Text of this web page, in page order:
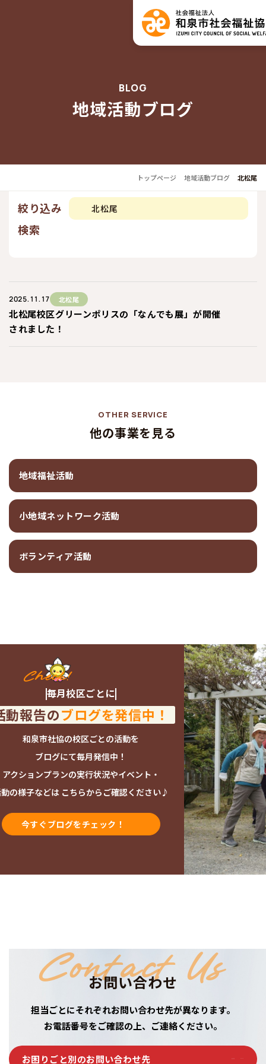
BLOG
地域活動ブログ
トップページ 地域活動ブログ 北松尾
絞り込み
検索
北松尾
2025.11.17 北松尾
北松尾校区グリーンポリスの「なんでも展」が開催
されました！
OTHER SERVICE
他の事業を見る
地域福祉活動
小地域ネットワーク活動
ボランティア活動
毎月校区ごとに
動報告のブログを発信中！
和泉市社協の校区ごとの活動を
ブログにて毎月発信中！
アクションプランの実行状況やイベント・
の様子などはこちらからご確認ください♪
今すぐブログをチェック！
Contact Us
お問い合わせ
担当ごとにそれぞれお問い合わせ先が異なります。
お電話番号をご確認の上、ご連絡ください。
お困りごと別のお問い合わせ先